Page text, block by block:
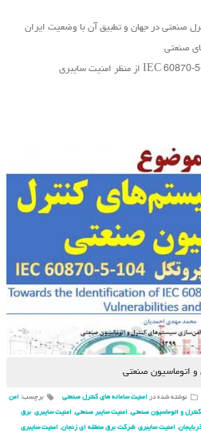
صنعتی در جهان و تطبیق آن با وضعیت ایران
صنعتی
و اتوماسیون صنعتی
نوشته شده در امنیت سامانه های کنترل صنعتی برچسب: امن
و اتوماسیون صنعتی, امنیت سایبر صنعتی, امنیت سایبری برق
, امنیت سایبری شركت برق منطقه ای زنجان, امنیت سایبری